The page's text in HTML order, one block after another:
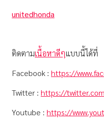
unitedhonda
ติดตามเนื้อหาดีๆแบบนี้ได้ที่
Facebook : https://
Twitter : https://
Youtube : https://